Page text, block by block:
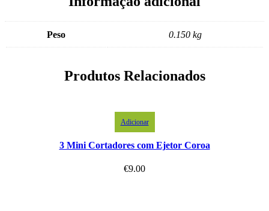
Peso 0.150 kg
Produtos Relacionados
Adicionar
3 Mini Cortadores com Ejetor Coroa
€9.00